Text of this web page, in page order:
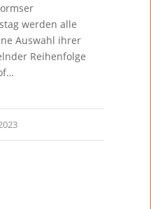
werden alle
Auswahl ihrer
Reihenfolge